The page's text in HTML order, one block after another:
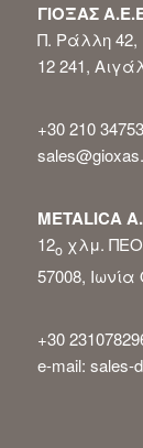
ΓΙΟΞΑΣ
Π. Ράλλη 42,
12 241,
+30 210
METALICA
12ο χλμ. ΠΕΟ
57008,
+30
e-mail: sales-